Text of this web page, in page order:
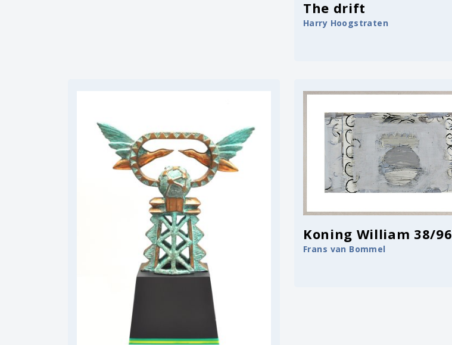
The drift
Harry Hoogstraten
Koning William 38/96
Frans van Bommel